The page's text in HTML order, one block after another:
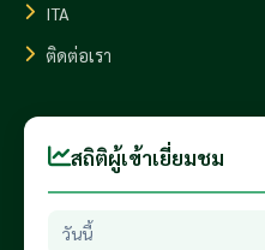
ITA
ติดต่อเรา
สถิติผู้เข้าเยี่ยมชม
วันนี้